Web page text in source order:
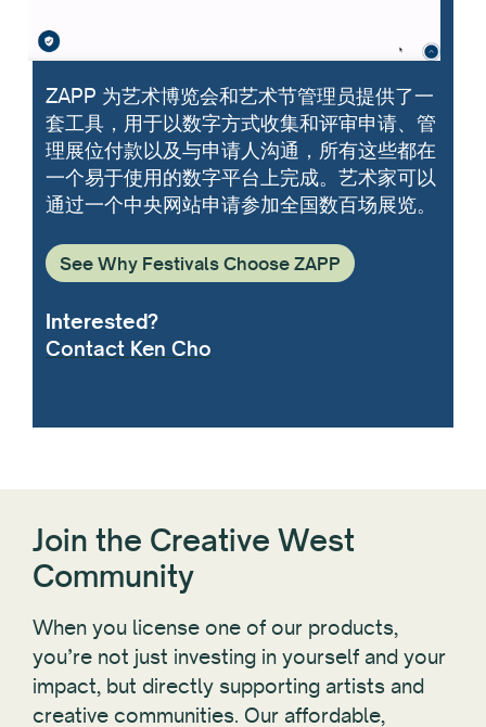
ZAPP 为艺术博览会和艺术节管理员提供了一
套工具，用于以数字方式收集和评审申请、管
理展位付款以及与申请人沟通，所有这些都在
一个易于使用的数字平台上完成。艺术家可以
通过一个中央网站申请参加全国数百场展览。
See Why Festivals Choose ZAPP
Interested?
Contact Ken Cho
Join the Creative West
Community
When you license one of our products,
you’re not just investing in yourself and your
impact, but directly supporting artists and
creative communities. Our affordable,